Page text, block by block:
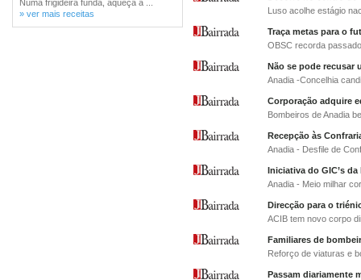
Numa frigideira funda, aqueça a ...
» ver mais receitas
Luso acolhe estágio
Traça metas para o
OBSC recorda
Não se pode recusar
Anadia -Concelhia
Corporação adquire
Bombeiros de Anadia
Recepção às
Anadia - Desfile de
Iniciativa do GIC’s da
Anadia - Meio milhar
Direcção para o
ACIB tem novo corpo
Familiares de
Reforço de viaturas e
Passam diariamente